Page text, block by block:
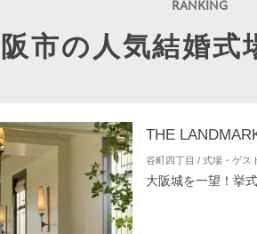
市の人気結婚式
谷町四丁目 / 式場・ゲス
大阪城を一望！挙